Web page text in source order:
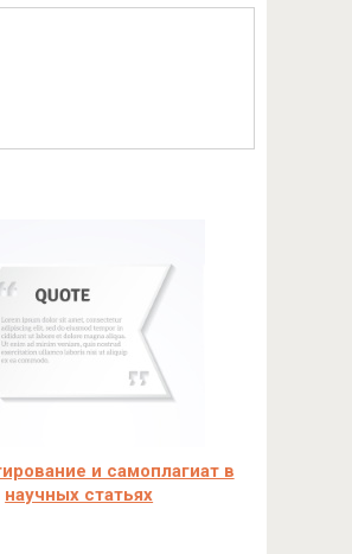
и самоплагиат в
научных статьях